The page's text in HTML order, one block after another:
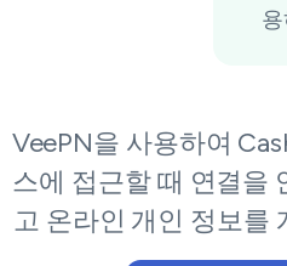
VeePN을 사용하여
스에 접근할 때 연결을
고 온라인 개인 정보를